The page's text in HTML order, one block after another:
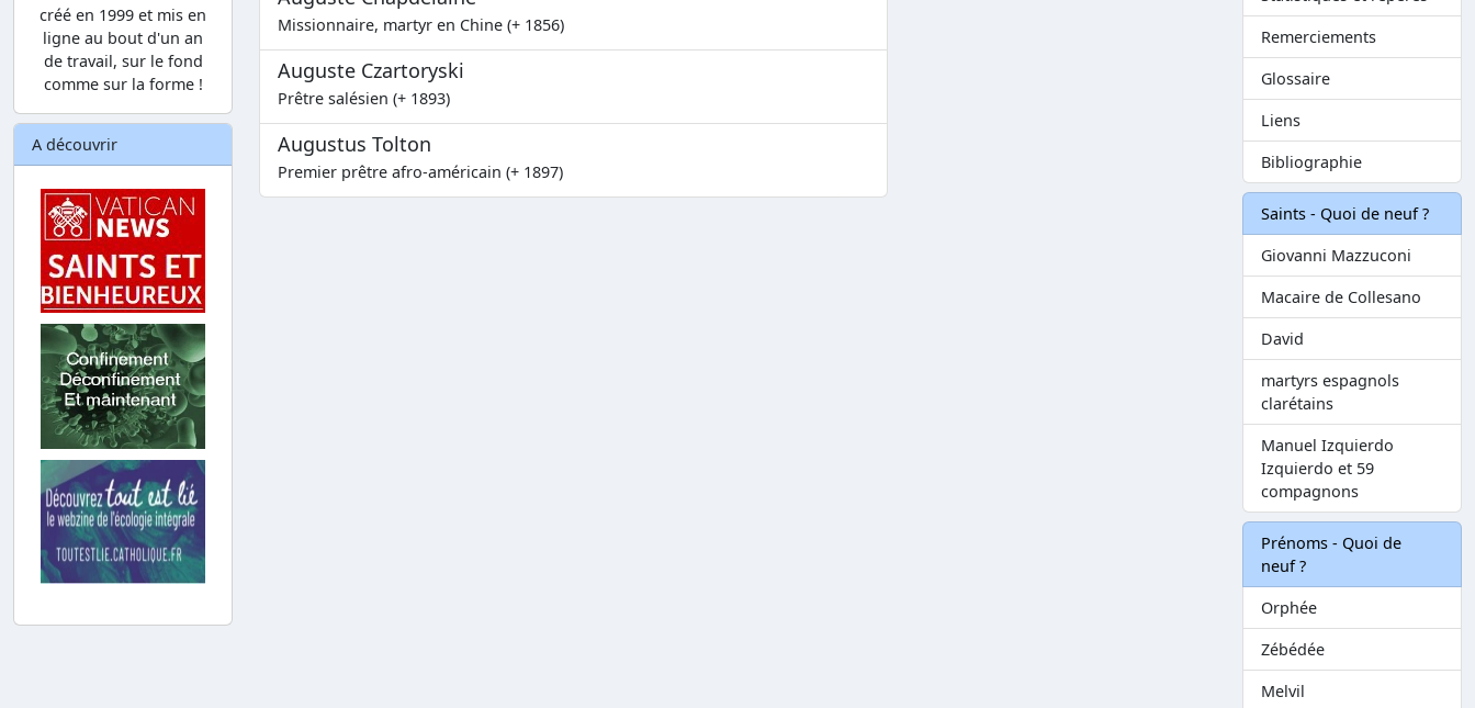
créé en 1999 et mis en
ligne au bout d'un an
de travail, sur le fond
comme sur la forme !
A découvrir
Missionnaire, martyr en Chine (+ 1856)
Auguste Czartoryski
Prêtre salésien (+ 1893)
Augustus Tolton
Premier prêtre afro-américain (+ 1897)
Remerciements
Glossaire
Liens
Bibliographie
Saints - Quoi de neuf ?
Giovanni Mazzuconi
Macaire de Collesano
David
martyrs espagnols
clarétains
Manuel Izquierdo
Izquierdo et 59
compagnons
Prénoms - Quoi de
neuf ?
Orphée
Zébédée
Melvil